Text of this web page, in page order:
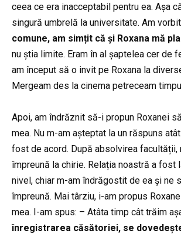
ceea ce era inacceptabil pentru ea. Așa
singură umbrelă la universitate. Am
comune, am simțit că și Roxana mă
nu știa limite. Eram în al șaptelea cer de
am început să o invit pe Roxana la
Mergeam des la cinema petreceam
Apoi, am îndrăznit să-i propun Roxanei
mea. Nu m-am așteptat la un răspuns
fost de acord. După absolvirea facultății,
împreună la chirie. Relația noastră a fost
nivel, chiar m-am îndrăgostit de ea și ne
împreună. Mai târziu, i-am propus
mea. I-am spus: – Atâta timp cât trăim
înregistrarea căsătoriei, se